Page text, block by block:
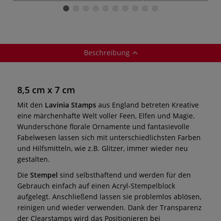
Beschreibung
8,5 cm x 7 cm
Mit den Lavinia Stamps aus England betreten Kreative
eine märchenhafte Welt voller Feen, Elfen und Magie.
Wunderschöne florale Ornamente und fantasievolle
Fabelwesen lassen sich mit unterschiedlichsten Farben
und Hilfsmitteln, wie z.B. Glitzer, immer wieder neu
gestalten.
Die Stempel sind selbsthaftend und werden für den
Gebrauch einfach auf einen Acryl-Stempelblock
aufgelegt. Anschließend lassen sie problemlos ablösen,
reinigen und wieder verwenden. Dank der Transparenz
der Clearstamps wird das Positionieren bei